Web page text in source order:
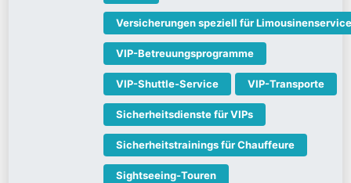
Versicherungen speziell für
VIP-Betreuungsprogramme
VIP-Shuttle-Service VIP-Transporte
Sicherheitsdienste für VIPs
Sicherheitstrainings für Chauffeure
Sightseeing-Touren